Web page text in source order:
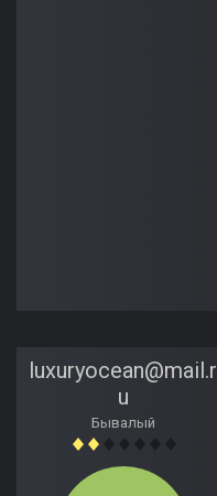
luxuryocean@mail.r
u
Бывалый